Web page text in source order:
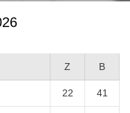
Z B
22 41